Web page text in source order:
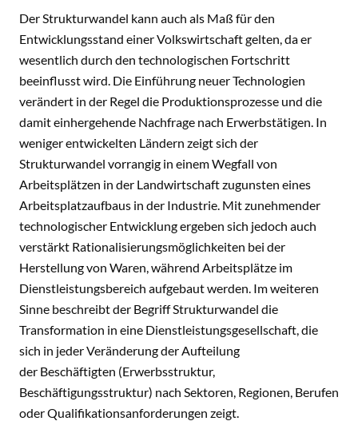
Der Strukturwandel kann auch als Maß für den
Entwicklungsstand einer Volkswirtschaft gelten, da er
wesentlich durch den technologischen Fortschritt
beeinflusst wird. Die Einführung neuer Technologien
verändert in der Regel die Produktionsprozesse und die
damit einhergehende Nachfrage nach Erwerbstätigen. In
weniger entwickelten Ländern zeigt sich der
Strukturwandel vorrangig in einem Wegfall von
Arbeitsplätzen in der Landwirtschaft zugunsten eines
Arbeitsplatzaufbaus in der Industrie. Mit zunehmender
technologischer Entwicklung ergeben sich jedoch auch
verstärkt Rationalisierungsmöglichkeiten bei der
Herstellung von Waren, während Arbeitsplätze im
Dienstleistungsbereich aufgebaut werden. Im weiteren
Sinne beschreibt der Begriff Strukturwandel die
Transformation in eine Dienstleistungsgesellschaft, die
sich in jeder Veränderung der Aufteilung
der Beschäftigten (Erwerbsstruktur,
Beschäftigungsstruktur) nach Sektoren, Regionen, Berufen
oder Qualifikationsanforderungen zeigt.